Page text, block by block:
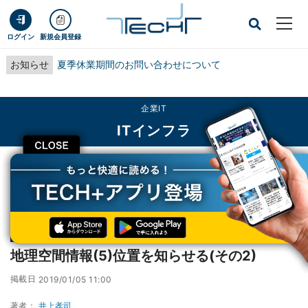
ログイン 新規会員登録
お知らせ 夏季休業期間のお問い合わせについて
CLOSE
企業IT
ITインフラ
TECH+ 企業IT ITインフラ 地理空間情報(5)位置を知らせる(その2)
連載
軍事とIT
地理空間情報(5)位置を知らせる(その2)
掲載日 2019/01/05 11:00
著者： 井上孝司